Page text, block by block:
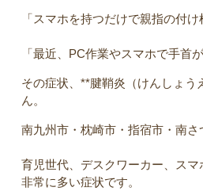
「スマホを持つだけで親指の付け
「最近、PC作業やスマホで手首
その症状、**腱鞘炎（けんしょう
ん。
南九州市・枕崎市・指宿市・南さ
育児世代、デスクワーカー、ス
非常に多い症状です。